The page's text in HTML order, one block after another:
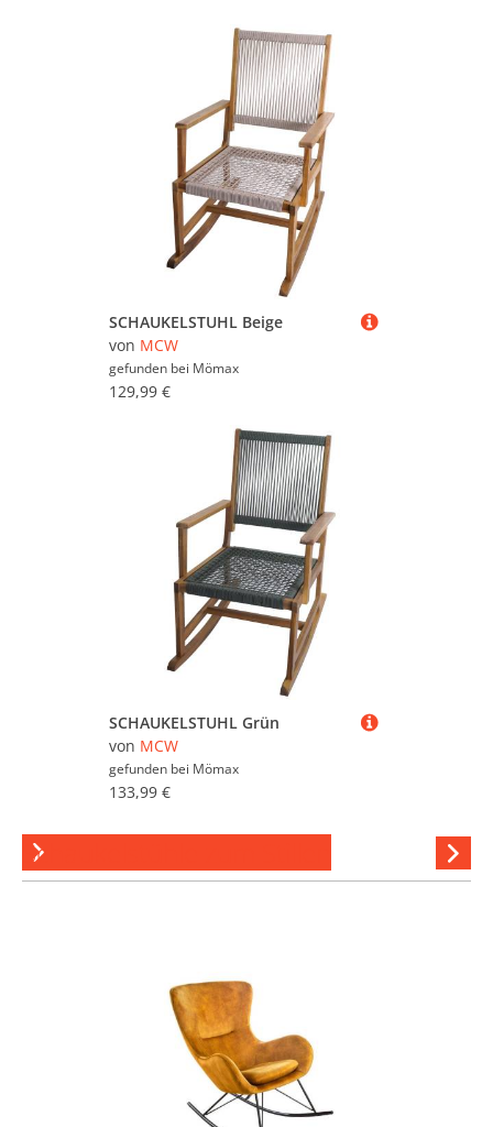
SCHAUKELSTUHL Beige
von MCW
gefunden bei Mömax
129,99 €
SCHAUKELSTUHL Grün
von MCW
gefunden bei Mömax
133,99 €
Schaukelstühle zum Stillen